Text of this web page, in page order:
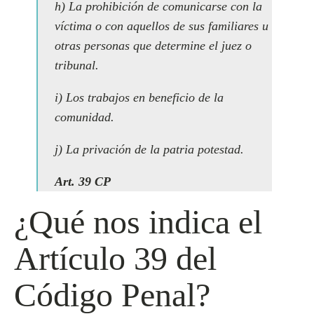
h) La prohibición de comunicarse con la
víctima o con aquellos de sus familiares u
otras personas que determine el juez o
tribunal.
i) Los trabajos en beneficio de la
comunidad.
j) La privación de la patria potestad.
Art. 39 CP
¿Qué nos indica el
Artículo 39 del
Código Penal?